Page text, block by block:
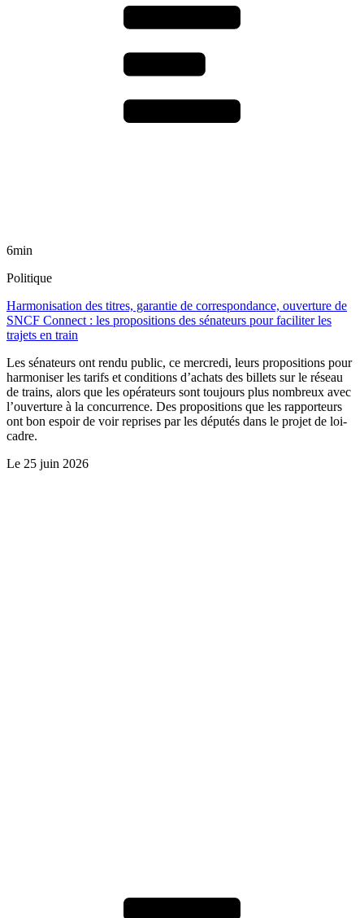
6min
Politique
Harmonisation des titres, garantie de correspondance, ouverture de
SNCF Connect : les propositions des sénateurs pour faciliter les
trajets en train
Les sénateurs ont rendu public, ce mercredi, leurs propositions pour
harmoniser les tarifs et conditions d’achats des billets sur le réseau
de trains, alors que les opérateurs sont toujours plus nombreux avec
l’ouverture à la concurrence. Des propositions que les rapporteurs
ont bon espoir de voir reprises par les députés dans le projet de loi-
cadre.
Le 25 juin 2026